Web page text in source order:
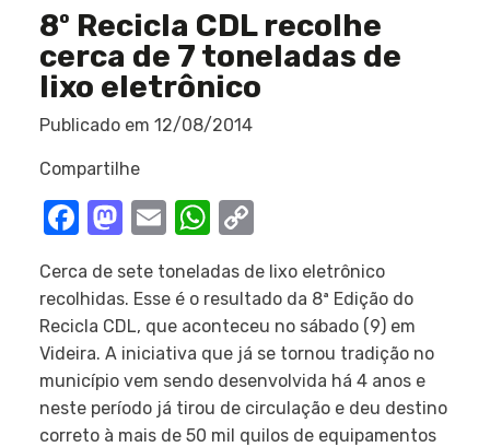
8º Recicla CDL recolhe
cerca de 7 toneladas de
lixo eletrônico
Publicado em 12/08/2014
Compartilhe
Facebook
Mastodon
EmailWhatsApp
Cerca de sete toneladas de lixo eletrônico
recolhidas. Esse é o resultado da 8ª Edição do
Recicla CDL, que aconteceu no sábado (9) em
Videira. A iniciativa que já se tornou tradição no
município vem sendo desenvolvida há 4 anos e
neste período já tirou de circulação e deu destino
correto à mais de 50 mil quilos de equipamentos